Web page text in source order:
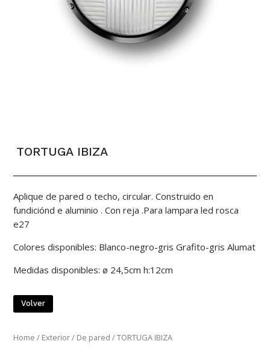
TORTUGA IBIZA
Aplique de pared o techo, circular. Construido en
fundiciónd e aluminio . Con reja .Para lampara led rosca
e27
Colores disponibles: Blanco-negro-gris Grafito-gris Alumat
Medidas disponibles: ø 24,5cm h:12cm
Volver
Home / Exterior/ De pared / TORTUGA IBIZA